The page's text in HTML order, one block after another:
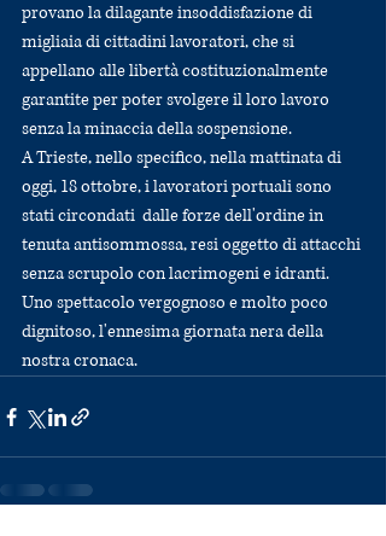
provano la dilagante insoddisfazione di
migliaia di cittadini lavoratori, che si
appellano alle libertà costituzionalmente
garantite per poter svolgere il loro lavoro
senza la minaccia della sospensione.
A Trieste, nello specifico, nella mattinata di
oggi, 18 ottobre, i lavoratori portuali sono
stati circondati  dalle forze dell'ordine in
tenuta antisommossa, resi oggetto di attacchi
senza scrupolo con lacrimogeni e idranti.
Uno spettacolo vergognoso e molto poco
dignitoso, l'ennesima giornata nera della
nostra cronaca.